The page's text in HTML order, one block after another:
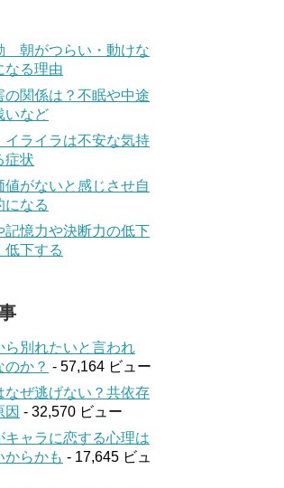
朝がつらい・動けな
なる理由
の関係は？不眠や中途
いなど
イライラは不安な気持
症状
値がないと感じさせ自
になる
記憶力や決断力の低下
低下する
ら別れたいと言われ
か？ - 57,164 ビュー
なぜ逃げない？共依存
因 - 32,570 ビュー
キャラに恋する心理は
からかも - 17,645 ビュ